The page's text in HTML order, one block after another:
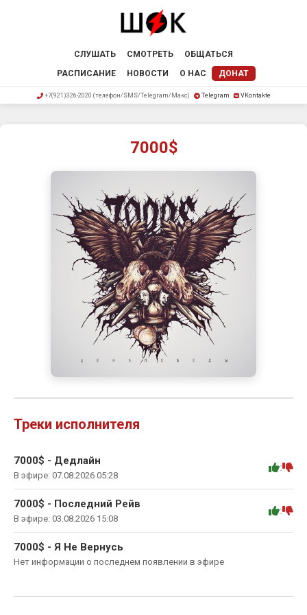
СЛУШАТЬ СМОТРЕТЬ
ОБЩАТЬСЯ
РАСПИСАНИЕ
НОВОСТИ О НАС ДОНАТ
+7(921)326-2020 (телефон/SMS/Telegram/Макс) Telegram VKontakte
7000$
Треки исполнителя
7000$ - Дедлайн
В эфире: 07.08.2026 05:28
:
7000$ - Последний Рейв
В эфире: 03.08.2026 15:08
:
7000$ - Я Не Вернусь
Нет информации о последнем появлении в эфире